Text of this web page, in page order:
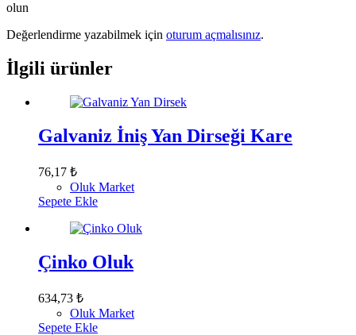
olun
Değerlendirme yazabilmek için oturum açmalısınız.
İlgili ürünler
Galvaniz İniş Yan Dirseği Kare
76,17 ₺
Oluk Market
Sepete Ekle
Çinko Oluk
634,73 ₺
Oluk Market
Sepete Ekle